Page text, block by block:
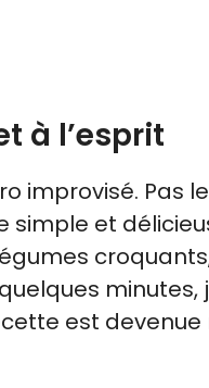
à l’esprit
improvisé. Pas
et
minutes,
est